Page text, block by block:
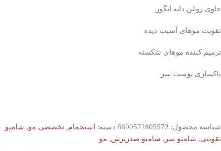
حاوی روغن دانه انگور
تقویت موهای آسیب دیده
ترمیم کننده موهای شکسته
پاکسازی پوست سر
شناسه محصول: 8690572805572 دسته: استحمام, تخصصی مو, شامپو
تقویتی, شامپو سر , شامپو ضدریزش, مو